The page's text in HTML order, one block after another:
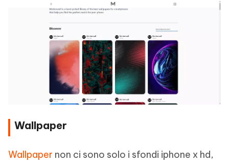
Wallpaper
Wallpaper non ci sono solo i sfondi iphone x hd,